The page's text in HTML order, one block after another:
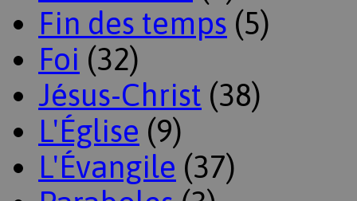
Fin des temps (5)
Foi (32)
Jésus-Christ (38)
L'Église (9)
L'Évangile (37)